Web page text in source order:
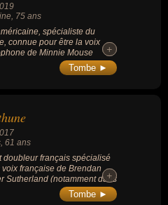
, 75 ans
spécialiste du
connue pour être la voix
de Minnie Mouse
et la femme de Wayne
anglophone de Mickey
+
+
Tombe ►
, 61 ans
doubleur français spécialisé
française de Brendan
Sutherland (notamment dans
Bauer) et John Schneider,
Russell Crowe (depuis
+
+
Tombe ►